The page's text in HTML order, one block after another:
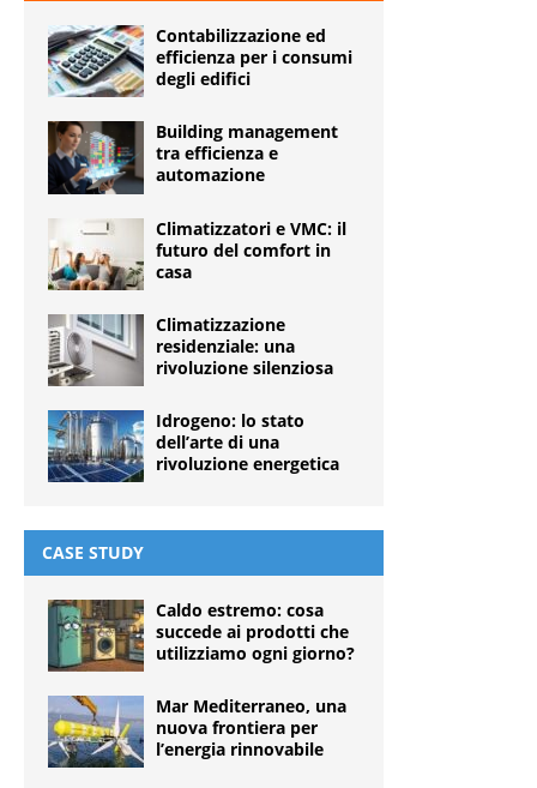
Contabilizzazione ed
efficienza per i consumi
degli edifici
Building management
tra efficienza e
automazione
Climatizzatori e VMC: il
futuro del comfort in
casa
Climatizzazione
residenziale: una
rivoluzione silenziosa
Idrogeno: lo stato
dell’arte di una
rivoluzione energetica
CASE STUDY
Caldo estremo: cosa
succede ai prodotti che
utilizziamo ogni giorno?
Mar Mediterraneo, una
nuova frontiera per
l’energia rinnovabile